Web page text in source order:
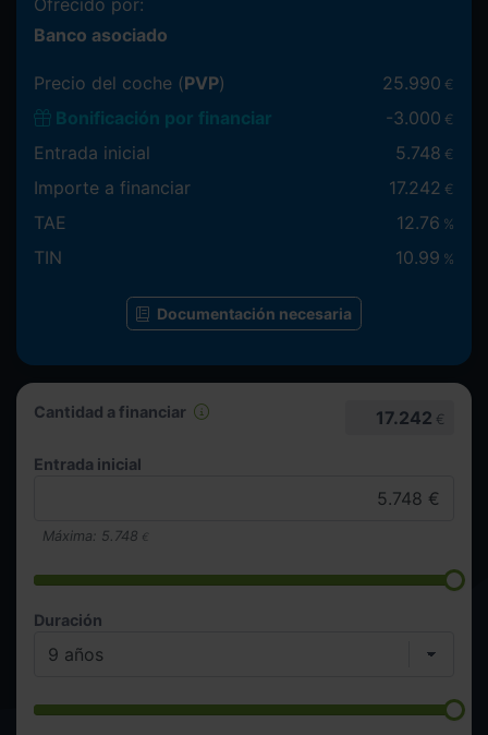
Cantidad a financiar 17.242 €
Entrada inicial
Máxima: 5.748 €
Duración
Ofrecido por:
Banco asociado
Precio del coche (PVP) 25.990 €
Bonificación por financiar -3.000 €
Entrada inicial 5.748 €
Importe a financiar 17.242 €
TAE 12.76 %
TIN 10.99 %
Documentación necesaria